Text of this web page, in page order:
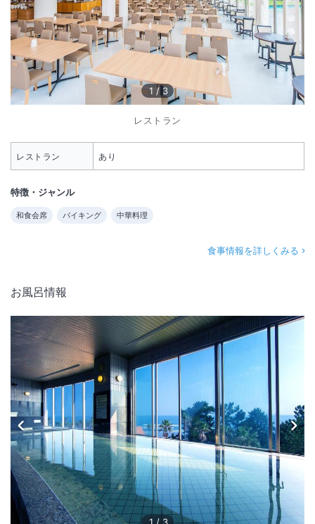
1 / 3
レストラン
レストラン あり
特徴・ジャンル
和食会席 バイキング 中華料理
食事情報を詳しくみる
お風呂情報